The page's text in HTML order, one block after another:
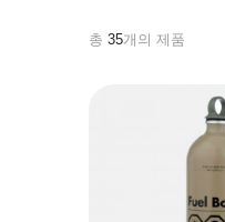
총 35개의 제품